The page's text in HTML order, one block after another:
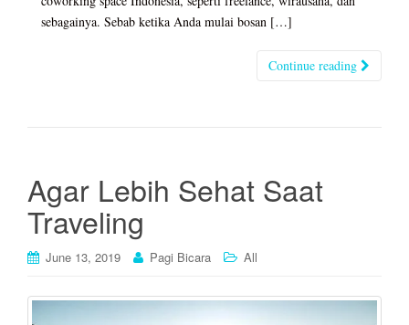
sebagainya. Sebab ketika Anda mulai bosan […]
Continue reading
Agar Lebih Sehat Saat
Traveling
June 13, 2019 Pagi Bicara All